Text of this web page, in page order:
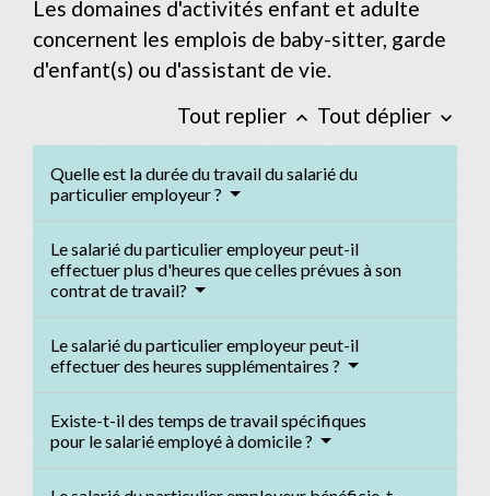
Les domaines d'activités enfant et adulte
concernent les emplois de baby-sitter, garde
d'enfant(s) ou d'assistant de vie.
Tout replier keyboard_arrow_up Tout déplier keyboard_arrow_down
Quelle est la durée du travail du salarié du
particulier employeur ?
Le salarié du particulier employeur peut-il
effectuer plus d'heures que celles prévues à son
contrat de travail?
Le salarié du particulier employeur peut-il
effectuer des heures supplémentaires ?
Existe-t-il des temps de travail spécifiques
pour le salarié employé à domicile ?